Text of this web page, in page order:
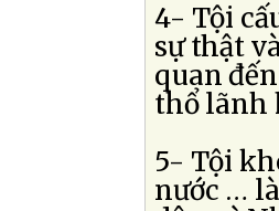
4- Tội
sự thật
quan
thổ lãnh
5- Tội
nước …